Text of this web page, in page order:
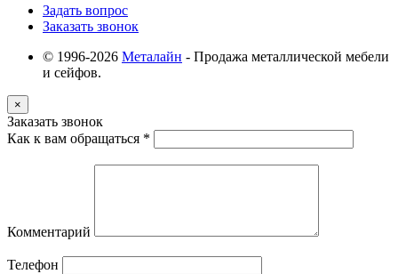
Задать вопрос
Заказать звонок
© 1996-2026 Металайн - Продажа металлической мебели
и сейфов.
×
Заказать звонок
Как к вам обращаться *
Комментарий
Телефон